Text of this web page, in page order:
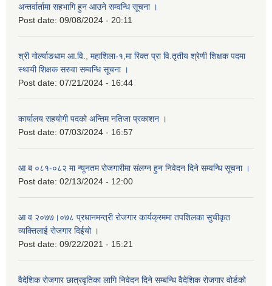
अन्तर्वार्तामा सहभागि हुन आउने सम्वन्धि सूचना ।
Post date: 09/08/2024 - 20:11
श्री गोर्ल्याङधाम आ.वि., महाशिला-१,मा रिक्त प्रा वि.तृतीय श्रेणी शिक्षक पदमा
स्थायी शिक्षक सरुवा सम्वन्धि सूचना ।
Post date: 07/21/2024 - 16:44
कार्यालय सहयोगी पदको अन्तिम नतिजा प्रकाशन ।
Post date: 07/03/2024 - 16:57
आ ब ०८१-०८२ मा न्यूनतम रोजगारीमा संलग्न हुन निवेदन दिने सम्वन्धि सूचना ।
Post date: 02/13/2024 - 12:00
आ व २०७७।०७८ प्रधानमन्त्री रोजगार कार्यक्रममा तपशिलका सुचीकृत
व्यक्तिलाई रोजगार दिईयो ।
Post date: 09/22/2021 - 15:21
वैदेशिक रोजगार छात्रवृतिका लागि निवेदन दिने सम्बन्धि वैदेशिक रोजगार वोर्डको